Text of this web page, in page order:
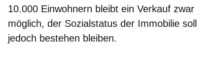
10.000 Einwohnern bleibt ein Verkauf zwar
möglich, der Sozialstatus der Immobilie soll
jedoch bestehen bleiben.